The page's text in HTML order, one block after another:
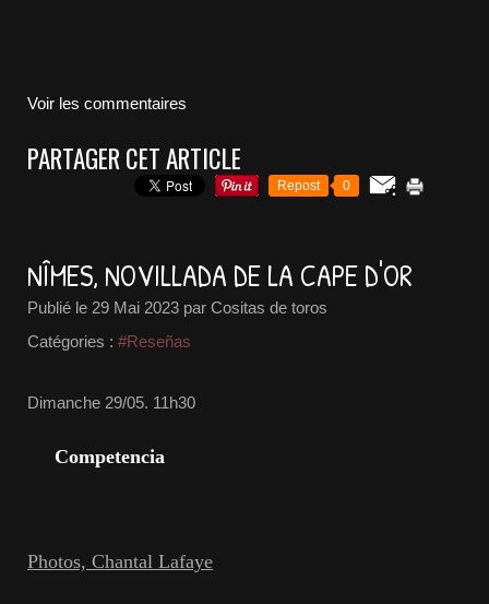
Voir les commentaires
PARTAGER CET ARTICLE
Repost 0
NÎMES, NOVILLADA DE LA CAPE D'OR
Publié le 29 Mai 2023 par Cositas de toros
Catégories : #Reseñas
Dimanche 29/05. 11h30
Competencia
Photos, Chantal Lafaye